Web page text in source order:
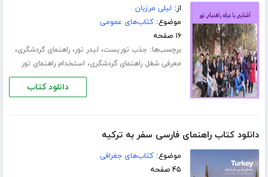
از: لیلی مرزبان
موضوع:کتاب‌های عمومی
۱۶ صفحه
برچسب‌ها: جذب توریست، لیدر تور،راهنمای گردشگری،
معرفی شغل راهنمای گردشگری، استخدام راهنمای تور
دانلود کتاب
دانلود کتاب راهنمای فارسی سفر به ترکیه
موضوع:کتاب‌های جغرافی
۴۵ صفحه